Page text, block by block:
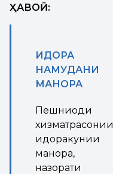
ҲАВОӢ:
ИДОРА
НАМУДАНИ
МАНОРА
Пешниҳоди
хизматрасонии
идоракунии
манора,
назорати